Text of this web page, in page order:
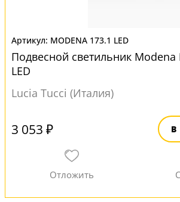
MODENA 173.1 LED
Подвесной светильник Modena
LED
Lucia Tucci (Италия)
3 053 ₽ В